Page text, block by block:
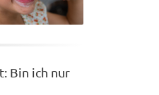
Bin ich nur